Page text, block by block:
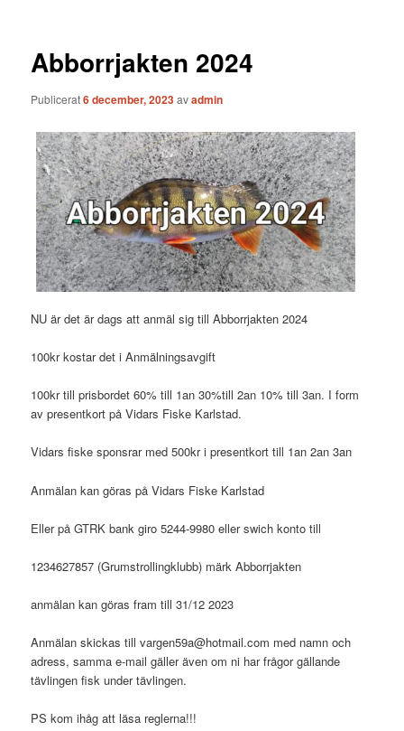
Abborrjakten 2024
Publicerat6 december, 2023avadmin
NU är det är dags att anmäl sig till Abborrjakten 2024
100kr kostar det i Anmälningsavgift
100kr till prisbordet 60% till 1an 30%till 2an 10% till 3an. I form
av presentkort på Vidars Fiske Karlstad.
Vidars fiske sponsrar med 500kr i presentkort till 1an 2an 3an
Anmälan kan göras på Vidars Fiske Karlstad
Eller på GTRK bank giro 5244-9980 eller swich konto till
1234627857 (Grumstrollingklubb) märk Abborrjakten
anmälan kan göras fram till 31/12 2023
Anmälan skickas tillvargen59a@hotmail.com med namn och
adress, samma e-mail gäller även om ni har frågor gällande
tävlingen fisk under tävlingen.
PS kom ihåg att läsa reglerna!!!